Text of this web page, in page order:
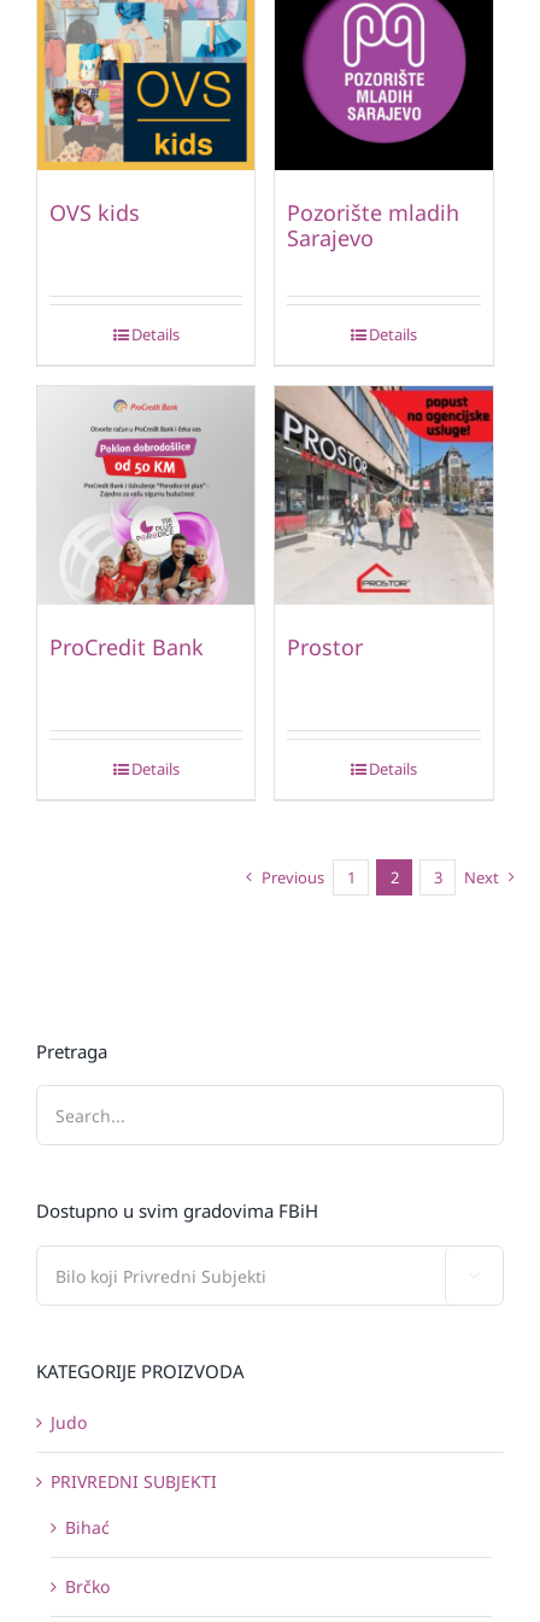
OVS kids
Details
Pozorište mladih
Sarajevo
Details
ProCredit Bank
Details
Prostor
Details
Previous 1 2 3 Next
Pretraga
Dostupno u svim gradovima FBiH
KATEGORIJE PROIZVODA
Judo
PRIVREDNI SUBJEKTI
Bihać
Brčko